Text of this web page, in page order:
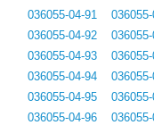
036055-04-91
036055-04-92
036055-04-93
036055-04-94
036055-04-95
036055-04-96
036055-